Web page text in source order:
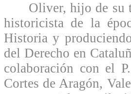
Oliver, hijo de su
historicista de la
Historia y
del Derecho en
colaboración con el
Cortes de Aragón,